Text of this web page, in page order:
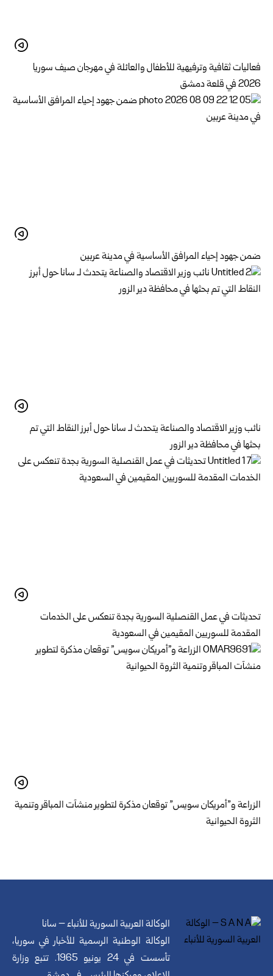
فعاليات ثقافية وترفيهية للأطفال والعائلة في مهرجان صيف سوريا
2026 في قلعة دمشق
ضمن جهود إحياء المرافق الأساسية في مدينة عربين
نائب وزير الاقتصاد والصناعة يتحدث لـ سانا حول أبرز النقاط التي تم
بحثها في محافظة دير الزور
تحديثات في عمل القنصلية السورية بجدة تنعكس على الخدمات
المقدمة للسوريين المقيمين في السعودية
الزراعة و”أمريكان سويس” توقعان مذكرة لتطوير منشآت المباقر وتنمية
الثروة الحيوانية
الوكالة العربية السورية للأنباء – سانا
الوكالة الوطنية الرسمية للأخبار في سوريا،
تأسست في 24 يونيو 1965. تتبع وزارة